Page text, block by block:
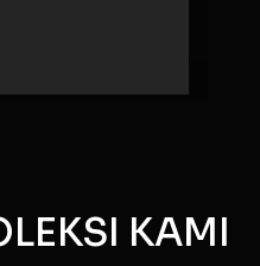
KAMI